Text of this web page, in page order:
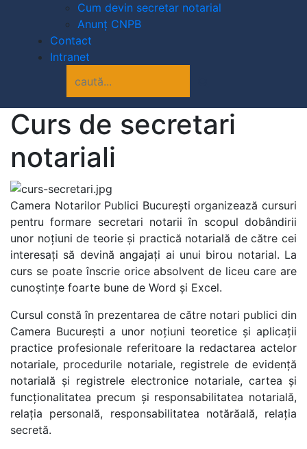
Cum devin secretar notarial
Anunț CNPB
Contact
Intranet
Curs de secretari
notariali
Camera Notarilor Publici București organizează cursuri
pentru formare secretari notarii în scopul dobândirii
unor noțiuni de teorie și practică notarială de către cei
interesați să devină angajați ai unui birou notarial. La
curs se poate înscrie orice absolvent de liceu care are
cunoștințe foarte bune de Word și Excel.
Cursul constă în prezentarea de către notari publici din
Camera București a unor noțiuni teoretice și aplicații
practice profesionale referitoare la redactarea actelor
notariale, procedurile notariale, registrele de evidență
notarială și registrele electronice notariale, cartea și
funcționalitatea precum și responsabilitatea notarială,
relația personală, responsabilitatea notărăală, relația
secretă.